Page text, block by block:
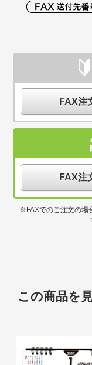
FAX注
FAX注
※FAXでのご注文の場
この商品を